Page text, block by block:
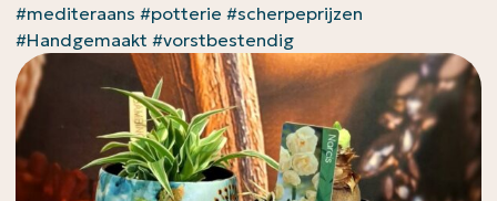
#mediteraans #potterie #scherpeprijzen
#Handgemaakt #vorstbestendig